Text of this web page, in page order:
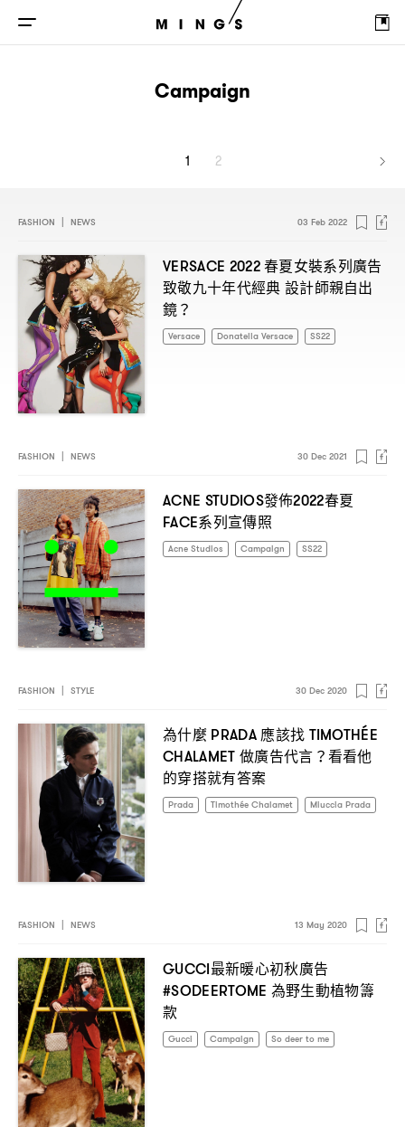
Campaign
1 2
FASHION NEWS 03 Feb 2022
VERSACE 2022春夏女裝系列廣告
致敬九十年代經典 設計師親自出
鏡？
Versace Donatella Versace SS22
FASHION NEWS 30 Dec 2021
ACNE STUDIOS發佈2022春夏
FACE系列宣傳照
Acne Studios Campaign SS22
FASHION STYLE 30 Dec 2020
為什麼PRADA應該找 TIMOTHÉE
CHALAMET 做廣告代言 ？看看他
的穿搭就有答案
Prada Timothée Chalamet Miuccia Prada
FASHION NEWS 13 May 2020
GUCCI最新暖心初秋廣告
#SODEERTOME 為野生動植物籌
款
Gucci Campaign So deer to me